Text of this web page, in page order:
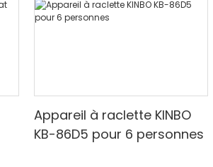
Appareil à raclette KINBO
KB-86D5 pour 6 personnes